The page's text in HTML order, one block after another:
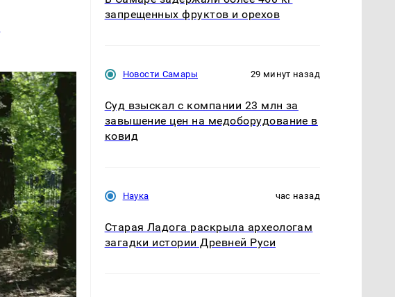
запрещенных фруктов и орехов
Новости Самары 29 минут назад
Суд взыскал с компании 23 млн за
завышение цен на медоборудование в
ковид
Наука час назад
Старая Ладога раскрыла археологам
загадки истории Древней Руси